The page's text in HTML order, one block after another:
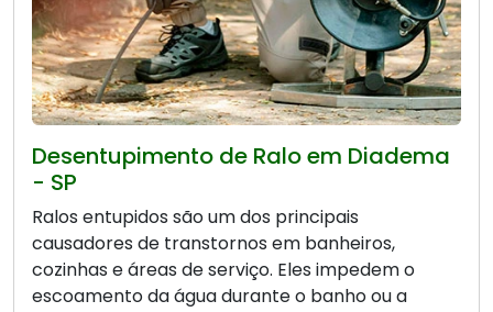
Desentupimento de Ralo em Diadema
- SP
Ralos entupidos são um dos principais
causadores de transtornos em banheiros,
cozinhas e áreas de serviço. Eles impedem o
escoamento da água durante o banho ou a